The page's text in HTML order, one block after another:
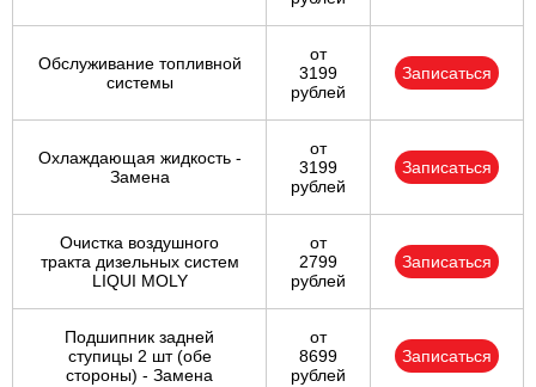
Обслуживание топливной
системы
от
3199
рублей
Записаться
Охлаждающая жидкость -
Замена
от
3199
рублей
Записаться
Очистка воздушного
тракта дизельных систем
LIQUI MOLY
от
2799
рублей
Записаться
Подшипник задней
ступицы 2 шт (обе
стороны) - Замена
от
8699
рублей
Записаться